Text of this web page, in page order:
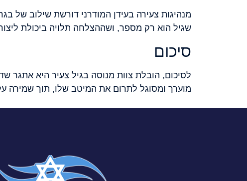
מנהיגות צעירה בעידן המודרני דורשת שילוב של
שגיל הוא רק מספר, ושההצלחה תלויה ביכולת
סיכום
לסיכום, הובלת צוות מנוסה בגיל צעיר היא אתגר
מוערך ומסוגל לתרום את המיטב שלו, תוך שמירה על